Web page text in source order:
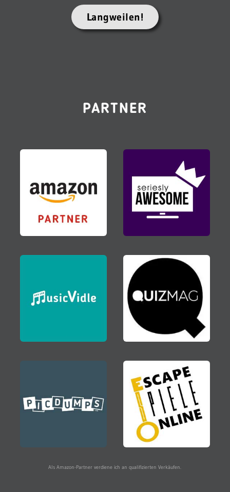
Langweilen!
PARTNER
Als Amazon-Partner verdiene ich an qualifizierten Verkäufen.